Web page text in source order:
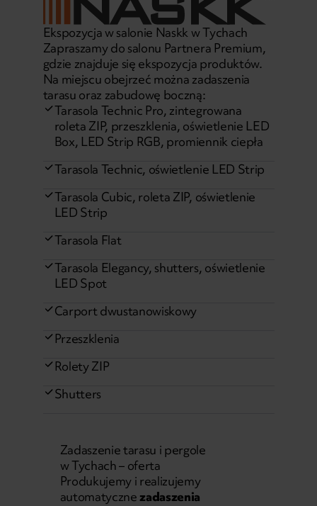
Ekspozycja w salonie Naskk w Tychach
Zapraszamy do salonu Partnera Premium,
gdzie znajduje się ekspozycja produktów.
Na miejscu obejrzeć można zadaszenia
tarasu oraz zabudowę boczną:
Tarasola Technic Pro, zintegrowana
roleta ZIP, przeszklenia, oświetlenie LED
Box, LED Strip RGB, promiennik ciepła
Tarasola Technic, oświetlenie LED Strip
Tarasola Cubic, roleta ZIP, oświetlenie
LED Strip
Tarasola Flat
Tarasola Elegancy, shutters, oświetlenie
LED Spot
Carport dwustanowiskowy
Przeszklenia
Rolety ZIP
Shutters
Zadaszenie tarasu i pergole
w Tychach – oferta
Produkujemy i realizujemy
automatycznezadaszenia